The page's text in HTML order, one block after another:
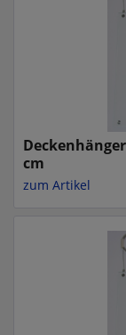
cm
zum Artikel